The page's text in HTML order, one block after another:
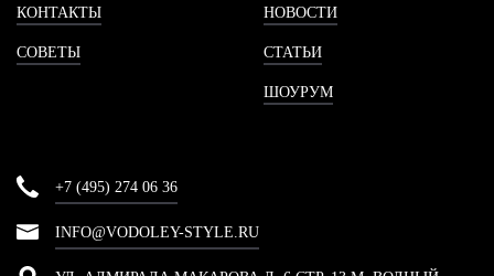
КОНТАКТЫ
СОВЕТЫ
НОВОСТИ
СТАТЬИ
ШОУРУМ
+7 (495) 274 06 36
INFO@VODOLEY-STYLE.RU